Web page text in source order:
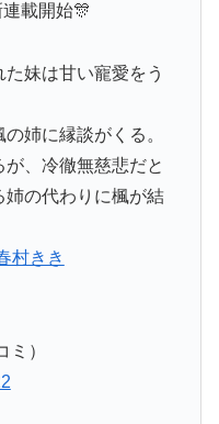
載開始🎊
た妹は甘い寵愛をう
姉に縁談がくる。
、冷徹無慈悲だと
姉の代わりに楓が結
村きき
）